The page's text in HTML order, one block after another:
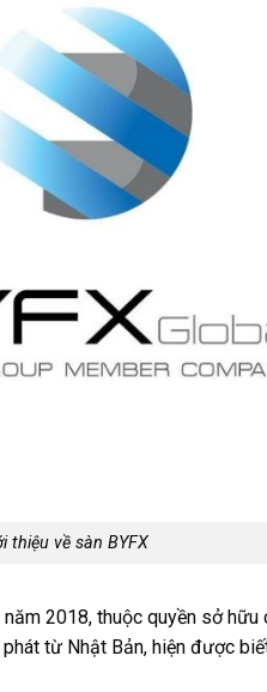
thiệu về sàn BYFX
2018, thuộc quyền sở
từ Nhật Bản, hiện được